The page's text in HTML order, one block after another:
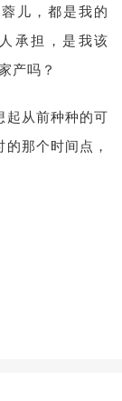
儿，都是我的
承担，是我该
产吗？
起从前种种的可
那个时间点，